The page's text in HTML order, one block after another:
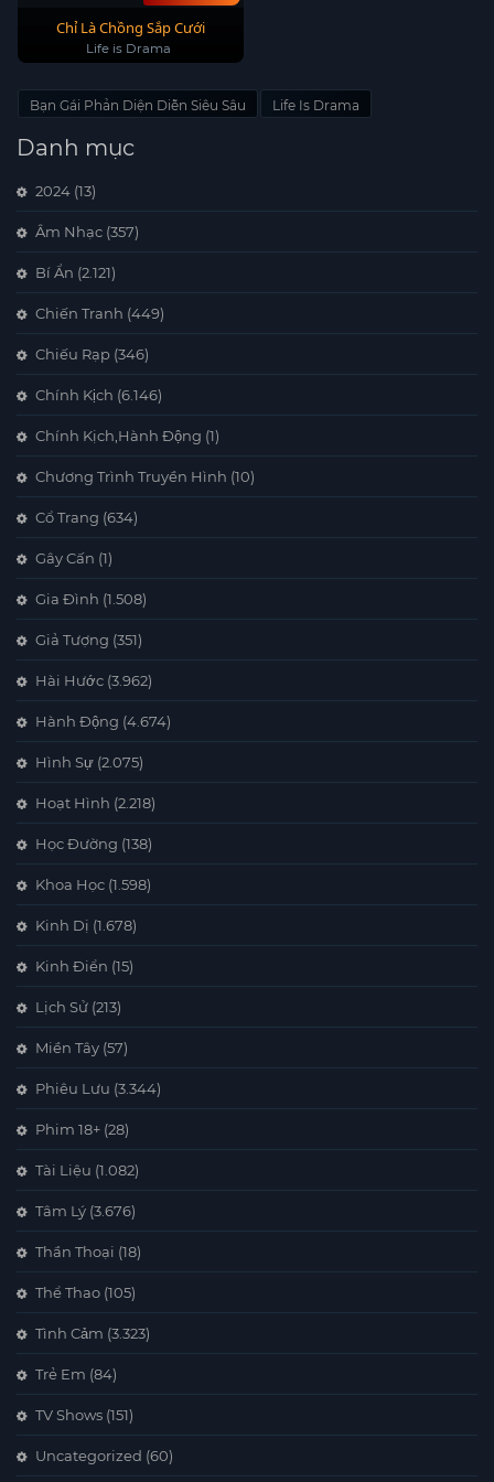
Chỉ Là Chồng Sắp Cưới
Life is Drama
Bạn Gái Phản Diện Diễn Siêu Sâu Life Is Drama
Danh mục
2024 (13)
Âm Nhạc (357)
Bí Ẩn (2.121)
Chiến Tranh (449)
Chiếu Rạp (346)
Chính Kịch (6.146)
Chính Kịch,Hành Động (1)
Chương Trình Truyền Hình (10)
Cổ Trang (634)
Gây Cấn (1)
Gia Đình (1.508)
Giả Tượng (351)
Hài Hước (3.962)
Hành Động (4.674)
Hình Sự (2.075)
Hoạt Hình (2.218)
Học Đường (138)
Khoa Học (1.598)
Kinh Dị (1.678)
Kinh Điển (15)
Lịch Sử (213)
Miền Tây (57)
Phiêu Lưu (3.344)
Phim 18+ (28)
Tài Liệu (1.082)
Tâm Lý (3.676)
Thần Thoại (18)
Thể Thao (105)
Tình Cảm (3.323)
Trẻ Em (84)
TV Shows (151)
Uncategorized (60)